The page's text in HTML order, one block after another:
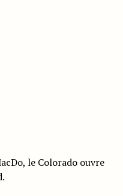
le Colorado ouvre